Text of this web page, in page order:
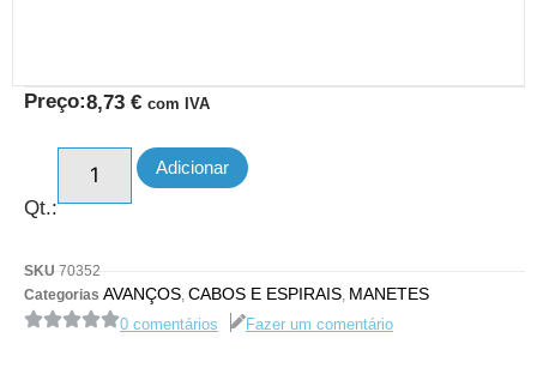
Preço:8,73 € com IVA
Qt.:
Adicionar
SKU 70352
Categorias AVANÇOS, CABOS E ESPIRAIS, MANETES
0 comentários Fazer um comentário